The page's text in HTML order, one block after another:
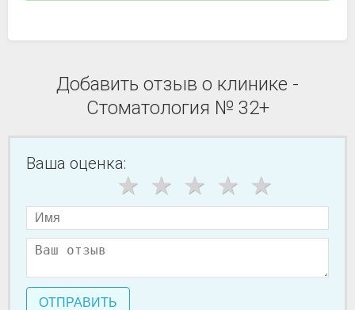
Добавить отзыв о клинике -
Стоматология № 32+
Ваша оценка:
ОТПРАВИТЬ